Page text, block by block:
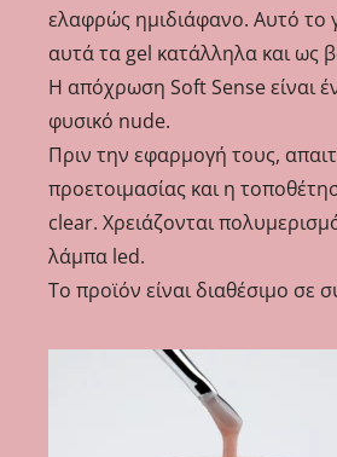
ελαφρώς ημιδιάφανο. Αυτό το
αυτά τα gel κατάλληλα και ως
Η απόχρωση Soft Sense είναι
φυσικό nude.
Πριν την εφαρμογή τους,
προετοιμασίας και η
clear. Χρειάζονται
λάμπα led.
Το προϊόν είναι διαθέσιμο σε